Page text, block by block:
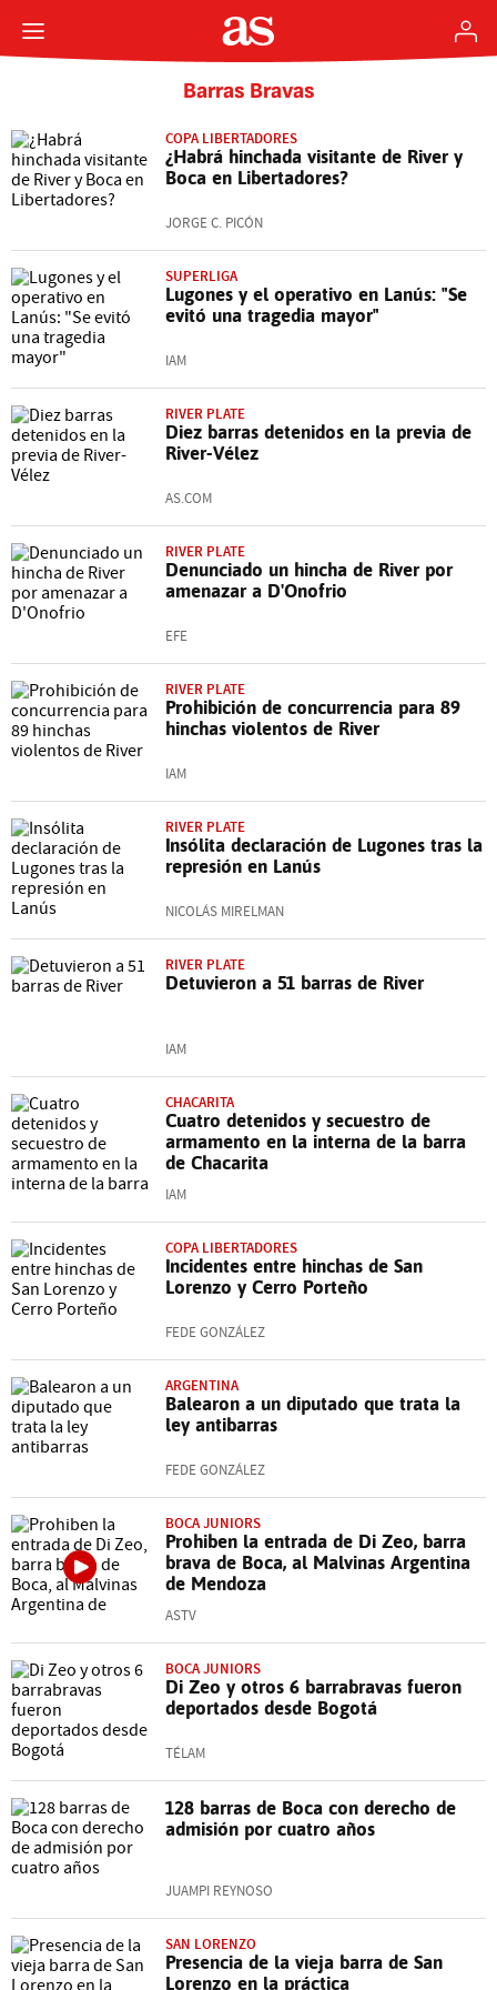
Barras Bravas
COPA LIBERTADORES
¿Habrá hinchada visitante de River y
Boca en Libertadores?
JORGE C. PICÓN
SUPERLIGA
Lugones y el operativo en Lanús: "Se
evitó una tragedia mayor"
IAM
RIVER PLATE
Diez barras detenidos en la previa de
River-Vélez
AS.COM
RIVER PLATE
Denunciado un hincha de River por
amenazar a D'Onofrio
EFE
RIVER PLATE
Prohibición de concurrencia para 89
hinchas violentos de River
IAM
RIVER PLATE
Insólita declaración de Lugones tras la
represión en Lanús
NICOLÁS MIRELMAN
RIVER PLATE
Detuvieron a 51 barras de River
IAM
CHACARITA
Cuatro detenidos y secuestro de
armamento en la interna de la barra
de Chacarita
IAM
COPA LIBERTADORES
Incidentes entre hinchas de San
Lorenzo y Cerro Porteño
FEDE GONZÁLEZ
ARGENTINA
Balearon a un diputado que trata la
ley antibarras
FEDE GONZÁLEZ
BOCA JUNIORS
Prohiben la entrada de Di Zeo, barra
brava de Boca, al Malvinas Argentina
de Mendoza
ASTV
BOCA JUNIORS
Di Zeo y otros 6 barrabravas fueron
deportados desde Bogotá
TÉLAM
128 barras de Boca con derecho de
admisión por cuatro años
JUAMPI REYNOSO
SAN LORENZO
Presencia de la vieja barra de San
Lorenzo en la práctica